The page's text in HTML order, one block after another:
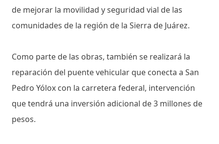
de mejorar la movilidad y seguridad vial de las
comunidades de la región de la Sierra de Juárez.
Como parte de las obras, también se realizará la
reparación del puente vehicular que conecta a San
Pedro Yólox con la carretera federal, intervención
que tendrá una inversión adicional de 3 millones de
pesos.